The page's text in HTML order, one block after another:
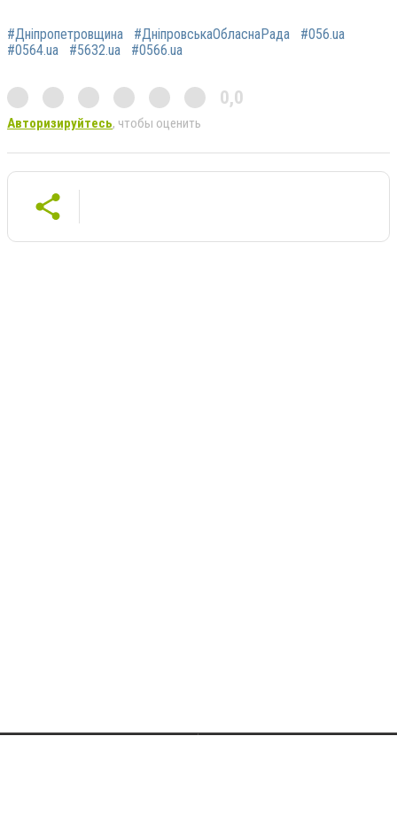
#Дніпропетровщина #ДніпровськаОбласнаРада
#056.ua
#0564.ua
#5632.ua #0566.ua
0,0
Авторизируйтесь, чтобы оценить